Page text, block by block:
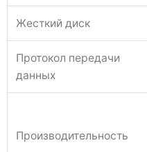
Жесткий диск
Протокол передачи
данных
Производительность